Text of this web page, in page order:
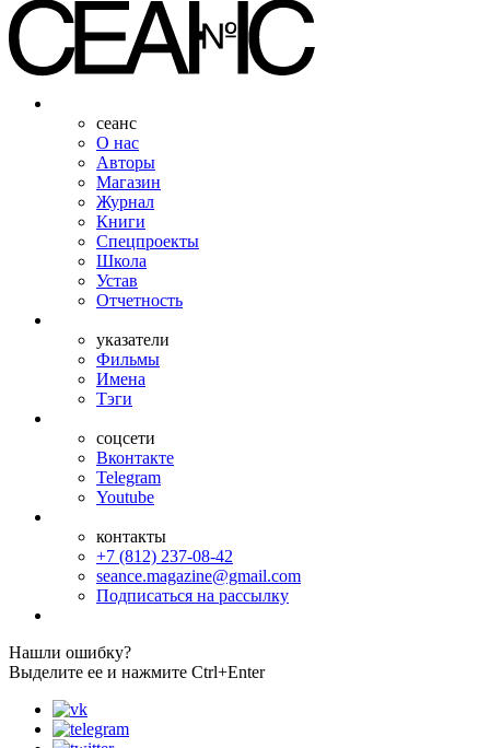
сеанс
О нас
Авторы
Магазин
Журнал
Книги
Спецпроекты
Школа
Устав
Отчетность
указатели
Фильмы
Имена
Тэги
соцсети
Вконтакте
Telegram
Youtube
контакты
+7 (812) 237-08-42
seance.magazine@gmail.com
Подписаться на рассылку
Нашли ошибку?
Выделите ее и нажмите Ctrl+Enter